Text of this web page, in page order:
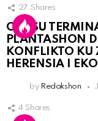
27 Shares
OLB SU
PLANTASHON
KONFLIKTO
HERENSIA I
by Redakshon
4 Shares